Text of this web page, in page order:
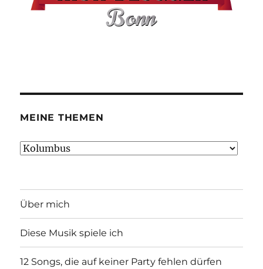
MEINE THEMEN
Meine
Über mich
Diese Musik spiele ich
12 Songs, die auf keiner Party fehlen dürfen